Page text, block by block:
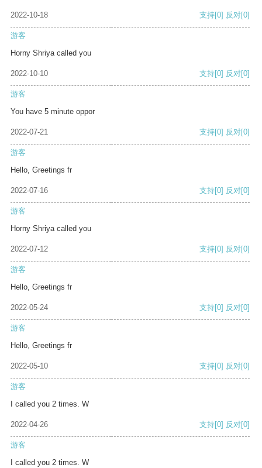
2022-10-18 支持[0] 反对[0]
游客
Horny Shriya called you
2022-10-10 支持[0] 反对[0]
游客
You have 5 minute oppor
2022-07-21 支持[0] 反对[0]
游客
Hello, Greetings fr
2022-07-16 支持[0] 反对[0]
游客
Horny Shriya called you
2022-07-12 支持[0] 反对[0]
游客
Hello, Greetings fr
2022-05-24 支持[0] 反对[0]
游客
Hello, Greetings fr
2022-05-10 支持[0] 反对[0]
游客
I called you 2 times. W
2022-04-26 支持[0] 反对[0]
游客
I called you 2 times. W